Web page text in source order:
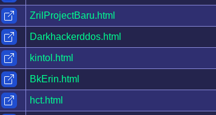
ZrilProjectBaru.html
Darkhackerddos.html
kintol.html
BkErin.html
hct.html